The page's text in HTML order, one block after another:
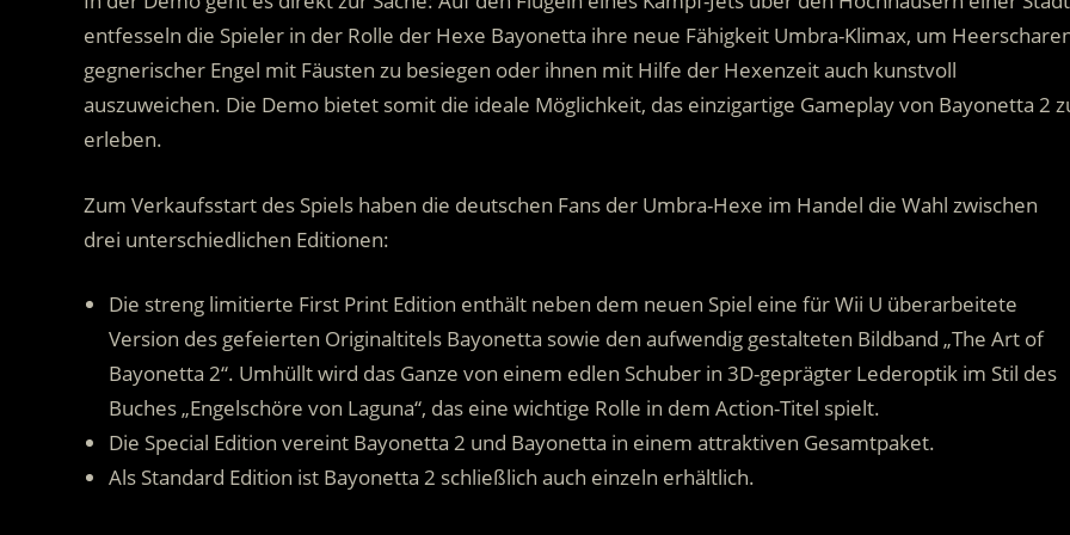
entfesseln die Spieler in der Rolle der Hexe Bayonetta ihre neue Fähigkeit Umbra-Klimax, um
gegnerischer Engel mit Fäusten zu besiegen oder ihnen mit Hilfe der Hexenzeit auch kunstvoll
auszuweichen. Die Demo bietet somit die ideale Möglichkeit, das einzigartige Gameplay von Bayonetta 2
erleben.
Zum Verkaufsstart des Spiels haben die deutschen Fans der Umbra-Hexe im Handel die Wahl zwischen
drei unterschiedlichen Editionen:
Die streng limitierte First Print Edition enthält neben dem neuen Spiel eine für Wii U überarbeitete
Version des gefeierten Originaltitels Bayonetta sowie den aufwendig gestalteten Bildband „The Art of
Bayonetta 2“. Umhüllt wird das Ganze von einem edlen Schuber in 3D-geprägter Lederoptik im Stil des
Buches „Engelschöre von Laguna“, das eine wichtige Rolle in dem Action-Titel spielt.
Die Special Edition vereint Bayonetta 2 und Bayonetta in einem attraktiven Gesamtpaket.
Als Standard Edition ist Bayonetta 2 schließlich auch einzeln erhältlich.